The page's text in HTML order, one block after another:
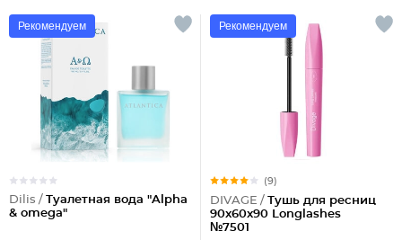
Рекомендуем
Dilis /
Туалетная вода "Alpha
& omega"
Рекомендуем
(9)
DIVAGE /
Тушь для ресниц
90x60x90 Longlashes
№7501